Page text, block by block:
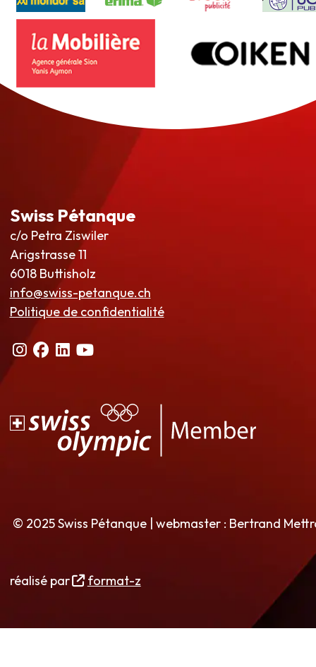
Swiss Pétanque
c/o Petra Ziswiler
Arigstrasse 11
6018 Buttisholz
info@swiss-petanque.ch
Politique de confidentialité
© 2025 Swiss Pétanque | webmaster : Bertrand
réalisé par format-z